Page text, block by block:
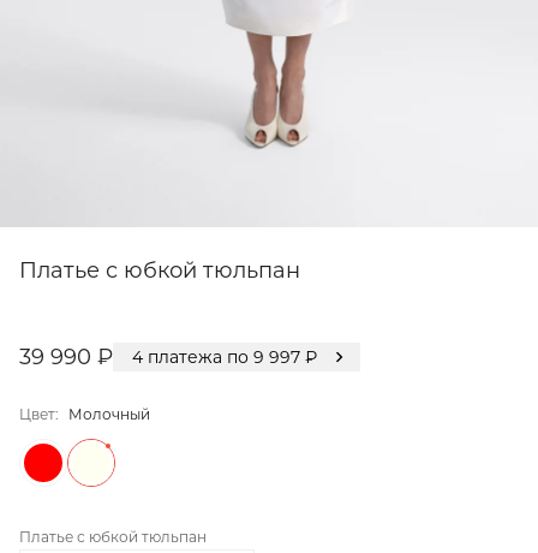
Платье с юбкой тюльпан
39 990 ₽ 4 платежа по 9 997 ₽
Цвет: Молочный
Платье с юбкой тюльпан